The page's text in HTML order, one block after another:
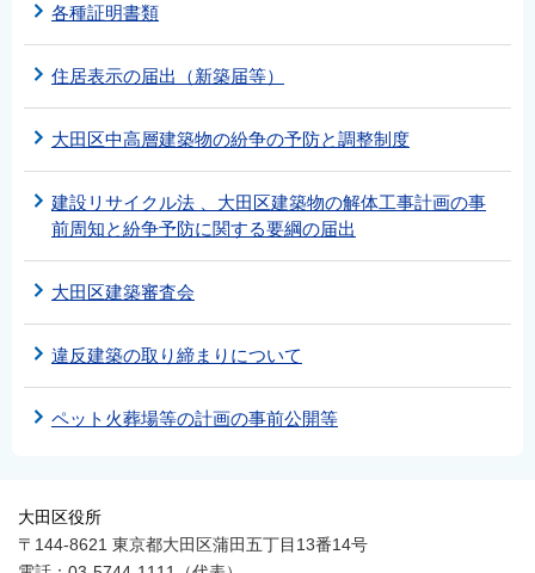
各種証明書類
住居表示の届出（新築届等）
大田区中高層建築物の紛争の予防と調整制度
建設リサイクル法 、大田区建築物の解体工事計画の事
前周知と紛争予防に関する要綱の届出
大田区建築審査会
違反建築の取り締まりについて
ペット火葬場等の計画の事前公開等
大田区役所
〒144-8621 東京都大田区蒲田五丁目13番14号